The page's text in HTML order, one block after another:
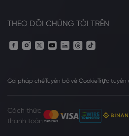
THEO DÕI CHÚNG TÔI TRÊN
Gói pháp chếTuyên bố về CookieTrực tuyến
Cách thức
thanh toán